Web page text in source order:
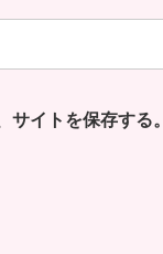
イトを保存する。